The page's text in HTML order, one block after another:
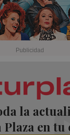
la
Plaza en